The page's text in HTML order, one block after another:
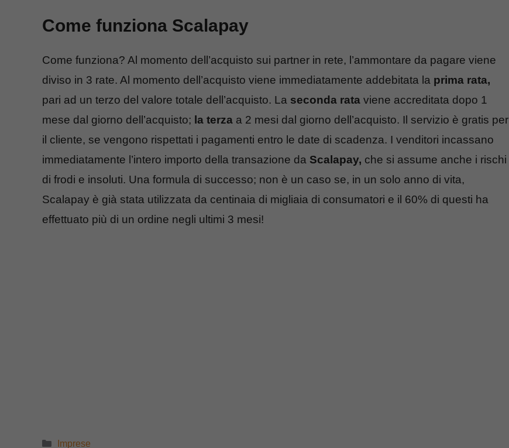
Come funziona Scalapay
Come funziona? Al momento dell’acquisto sui partner in rete, l’ammontare da pagare viene
diviso in 3 rate. Al momento dell’acquisto viene immediatamente addebitata la prima rata,
pari ad un terzo del valore totale dell’acquisto. La seconda rata viene accreditata dopo 1
mese dal giorno dell’acquisto; la terza a 2 mesi dal giorno dell’acquisto. Il servizio è gratis per
il cliente, se vengono rispettati i pagamenti entro le date di scadenza. I venditori incassano
immediatamente l’intero importo della transazione da Scalapay, che si assume anche i rischi
di frodi e insoluti. Una formula di successo; non è un caso se, in un solo anno di vita,
Scalapay è già stata utilizzata da centinaia di migliaia di consumatori e il 60% di questi ha
effettuato più di un ordine negli ultimi 3 mesi!
Categorie
Imprese